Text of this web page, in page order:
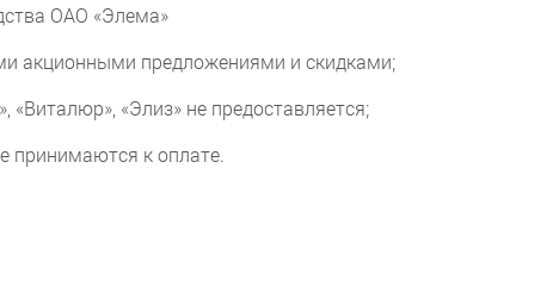
ОАО «Элема»
акционными предложениями и скидками;
«Виталюр», «Элиз» не предоставляется;
принимаются к оплате.